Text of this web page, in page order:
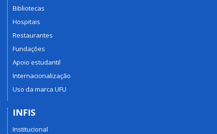
Bibliotecas
Hospitais
Restaurantes
Fundações
Apoio estudantil
Internacionalização
Uso da marca UFU
INFIS
Institucional